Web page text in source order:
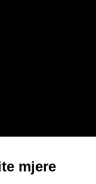
mjere